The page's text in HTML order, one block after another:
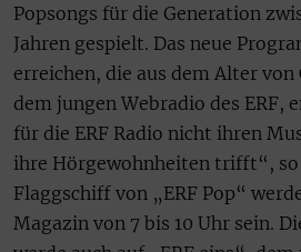
Popsongs für die Generation
Jahren gespielt. Das neue
erreichen, die aus dem Alter von
dem jungen Webradio des ERF,
für die ERF Radio nicht ihren
ihre Hörgewohnheiten trifft“, so
Flaggschiff von „ERF Pop“
Magazin von 7 bis 10 Uhr sein.